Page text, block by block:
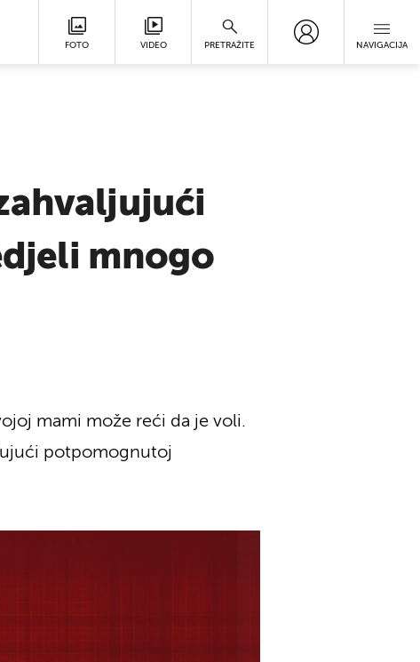
FOTO VIDEO PRETRAŽITE NAVIGACIJA
mnogo
mami može reći da je voli.
potpomognutoj